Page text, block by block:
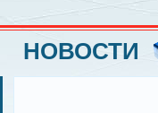
НОВОСТИ